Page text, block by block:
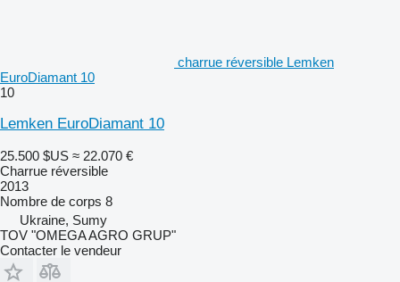
charrue réversible Lemken
EuroDiamant 10
10
Lemken EuroDiamant 10
25.500 $US ≈ 22.070 €
Charrue réversible
2013
Nombre de corps 8
Ukraine, Sumy
TOV "OMEGA AGRO GRUP"
Contacter le vendeur